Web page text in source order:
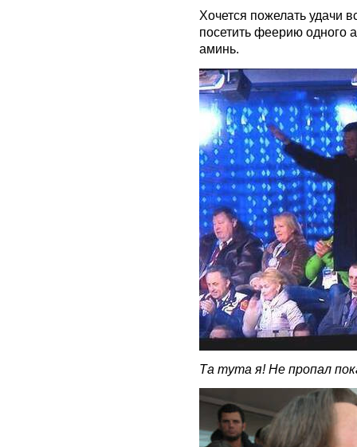
Хочется пожелать удачи
посетить феерию одного
аминь.
Та тута я! Не пропал